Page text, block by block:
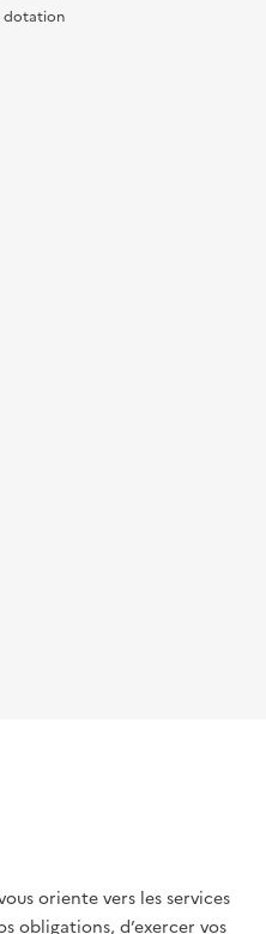
dotation
oriente vers les services
obligations, d’exercer vos